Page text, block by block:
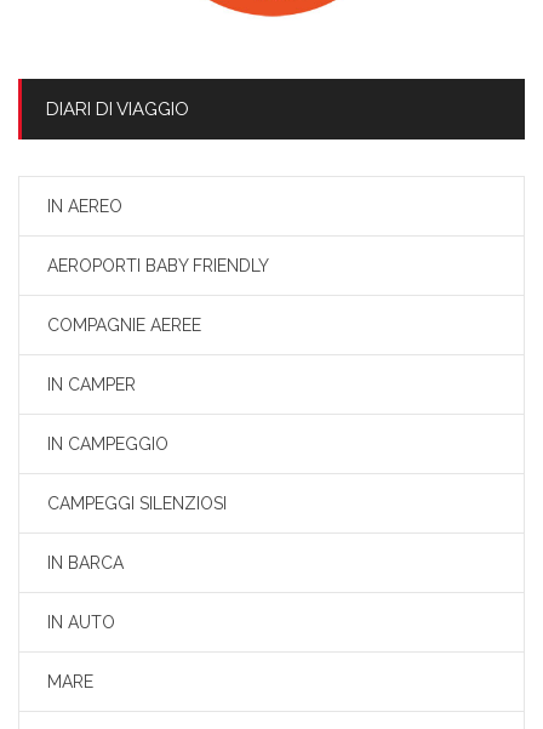
DIARI DI VIAGGIO
IN AEREO
AEROPORTI BABY FRIENDLY
COMPAGNIE AEREE
IN CAMPER
IN CAMPEGGIO
CAMPEGGI SILENZIOSI
IN BARCA
IN AUTO
MARE